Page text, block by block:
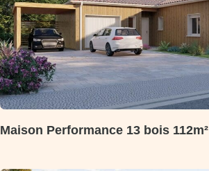
Maison Performance 13 bois 112m²